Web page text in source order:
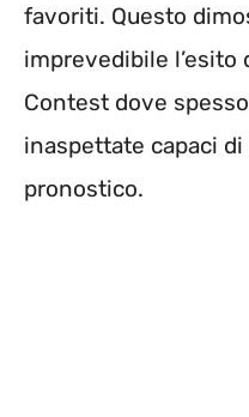
favoriti. Questo
imprevedibile l’esito
Contest dove
inaspettate capaci
pronostico.